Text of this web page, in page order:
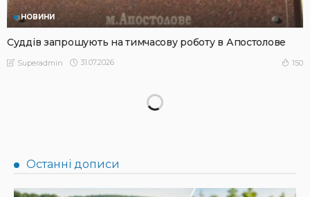
НОВИНИ
Суддів запрошують на тимчасову роботу в Апостолове
Superadmin 31.07.2026 150